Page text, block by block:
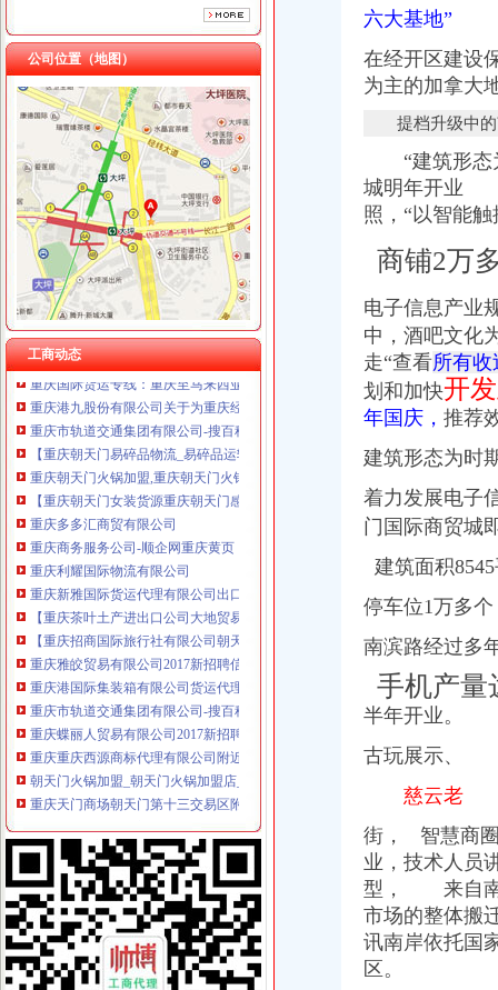
重庆凯誉网络通信技术工程有限公司 渝中300万 （工商变更）
重庆佳技维科技发展有限公司 渝南100万 （进出口权）
公司位置（地图）
工商动态
朝天门代办进出口公司
【2014年重庆市名瑞服饰连锁有限公司新招聘信息_电话_地址】-赶
代办3000万公司执照转让代办3000万公司业务的费用-直辖市重庆咨
重庆蝶丽人贸易有限公司2017新招聘信息_电话_地址-58企业名录
国庆到南坪买进口商品价格低便宜30%_新浪新闻
重庆重庆西源商标代理有限公司附近酒店【携程酒店】_第7页
春装出口白板朝天门老板喊急-资讯中心-中国服装网
重庆天门商场朝天门第十三交易区附近酒店【携程酒店】
重庆国际货运专线：重庆至马来西亚（单向）-重庆爱问分类
重庆港九股份有限公司关于为重庆经略实业有限责任公司提供担保的公
重庆市轨道交通集团有限公司-搜百科
【重庆朝天门易碎品物流_易碎品运输价格_易碎品托运电话】-重庆赶
重庆朝天门火锅加盟,重庆朝天门火锅代理,重庆朝天门火锅连锁加
【重庆朝天门女装货源重庆朝天门感女装代理女装货源】价格_厂家
重庆多多汇商贸有限公司
重庆商务服务公司-顺企网重庆黄页
重庆利耀国际物流有限公司
重庆新雅国际货运代理有限公司出口部
【重庆茶叶土产进出口公司大地贸易分公司】重庆茶叶土产进出口公
【重庆招商国际旅行社有限公司朝天门门市部】_重庆招商国际旅行社
重庆雅皎贸易有限公司2017新招聘信息_电话_地址-58企业名录
重庆港国际集装箱有限公司货运代理分公司|重庆港国际集装箱有限公司
重庆市轨道交通集团有限公司-搜百科
重庆蝶丽人贸易有限公司2017新招聘信息_电话_地址-58企业名录
重庆重庆西源商标代理有限公司附近酒店【携程酒店】_第7页
朝天门火锅加盟_朝天门火锅加盟店_朝天门火锅加盟费多少-中国连锁网
重庆天门商场朝天门第十三交易区附近酒店【携程酒店】
春装出口白板朝天门老板喊急-资讯中心-中国服装网
重庆科技类公司注册–爱帮网商务服务专题
【重庆商业贸易公司地图】重庆商业贸易公司大全,重庆商业贸易公
重庆国际货运专线：渝新欧进口平行车运输清关代理-重庆爱问分类
代办3000万公司执照转让代办3000万公司业务的费用-直辖市重庆咨
重庆港九股份有限公司关于为重庆经略实业有限责任公司提供担保的公
重庆港九股份有限公司关于为重庆经略实业有限责任公司提供担保的公
广东德邦物流有限公司重庆分公司渝中区朝天门营业部_广东德邦物流
六大基地”
在经开区建设
为主的加拿大
提档升级中的
“建筑形态
城明年开业
照，“以智能
商铺2万
电子信息产业
中，酒吧文化
走“查看所有收
划和加快开
年国庆， 推荐
建筑形态为时
着力发展电子
门国际商贸城
建筑面积
停车位1万多个
南滨路经过多
手机产量
半年开业。
古玩展示、
慈云老
街， 智慧商
业，技术人员
型， 来自南
市场的整体搬
讯南岸依托国
区。